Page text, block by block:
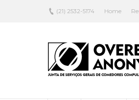
(21) 2532-5174 Home